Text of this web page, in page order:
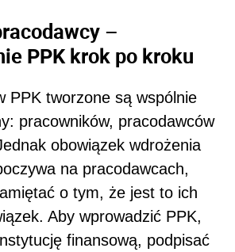
–
PPK krok po kroku
PPK tworzone są wspólnie
pracowników, pracodawców
obowiązek wdrożenia
na pracodawcach,
o tym, że jest to ich
Aby wprowadzić PPK,
finansową, podpisać